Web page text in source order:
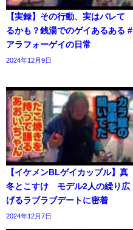
【実録】その行動、実はバレて
るかも？銭湯でのゲイあるある #
アラフォーゲイの日常
2024年12月9日
【イケメンBLゲイカップル】真
冬とこすけ モデル2人の繰り広
げるラブラブデートに密着
2024年12月7日